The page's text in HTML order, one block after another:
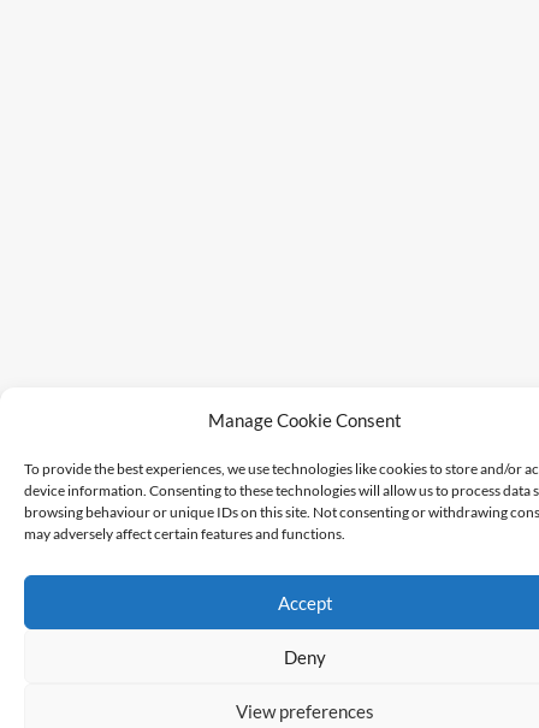
Manage Cookie Consent
To provide the best experiences, we use technologies like cookies to store and/or
device information. Consenting to these technologies will allow us to process data
browsing behaviour or unique IDs on this site. Not consenting or withdrawing
may adversely affect certain features and functions.
Accept
Deny
View preferences